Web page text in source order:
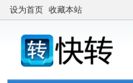
设为首页 收藏本站